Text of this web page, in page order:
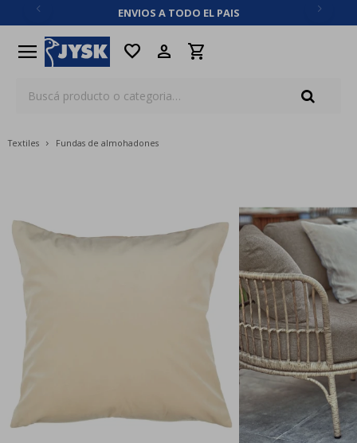
ENVIOS A TODO EL PAIS
menu favorite
Textiles Fundas de almohadones
close